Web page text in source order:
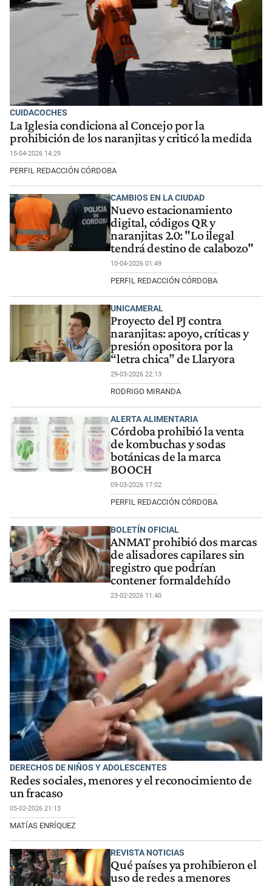
CUIDACOCHES
La Iglesia condiciona al Concejo por la
prohibición de los naranjitas y criticó la medida
15-04-2026 14:29
PERFIL REDACCIÓN CÓRDOBA
CAMBIOS EN LA CIUDAD
Nuevo estacionamiento
digital, códigos QR y
naranjitas 2.0: "Lo ilegal
tendrá destino de calabozo"
10-04-2026 01:49
PERFIL REDACCIÓN CÓRDOBA
UNICAMERAL
Proyecto del PJ contra
naranjitas: apoyo, críticas y
presión opositora por la
“letra chica” de Llaryora
29-03-2026 22:13
RODRIGO MIRANDA
ALERTA ALIMENTARIA
Córdoba prohibió la venta
de kombuchas y sodas
botánicas de la marca
BOOCH
09-03-2026 17:02
PERFIL REDACCIÓN CÓRDOBA
BOLETÍN OFICIAL
ANMAT prohibió dos marcas
de alisadores capilares sin
registro que podrían
contener formaldehído
23-02-2026 11:40
DERECHOS DE NIÑOS Y ADOLESCENTES
Redes sociales, menores y el reconocimiento de
un fracaso
05-02-2026 21:13
MATÍAS ENRÍQUEZ
REVISTA NOTICIAS
Qué países ya prohibieron el
uso de redes a menores